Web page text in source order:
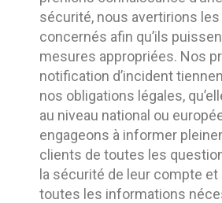
sécurité, nous avertirions
concernés afin qu’ils
mesures appropriées. Nos
notification d’incident
nos obligations légales,
au niveau national ou
engageons à informer
clients de toutes les
la sécurité de leur compte
toutes les informations